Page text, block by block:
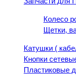
Колесо
Щетки,
Катушки (
Кнопки
Пластиковые